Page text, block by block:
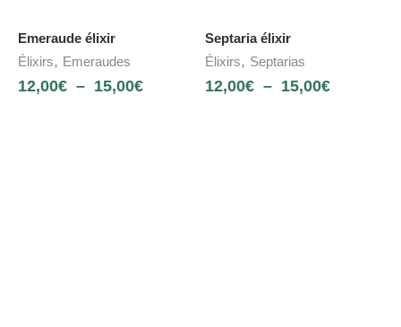
Emeraude élixir
Élixirs, Emeraudes
12,00€ – 15,00€
Septaria élixir
Élixirs, Septarias
12,00€ – 15,00€